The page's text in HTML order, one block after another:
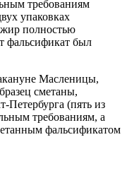
требованиям
упаковках
полностью
фальсификат был
Масленицы,
сметаны,
Петербурга (пять из
требованиям, а
фальсификатом